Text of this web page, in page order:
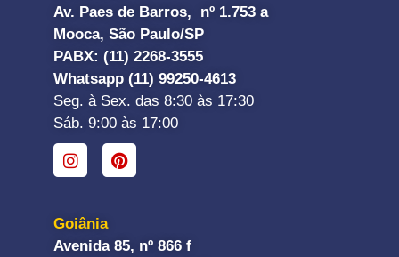
Av. Paes de Barros, nº 1.753 a
Mooca, São Paulo/SP
PABX: (11) 2268-3555
Whatsapp (11) 99250-4613
Seg. à Sex. das 8:30 às 17:30
Sáb. 9:00 às 17:00
Goiânia
Avenida 85, nº 866 f